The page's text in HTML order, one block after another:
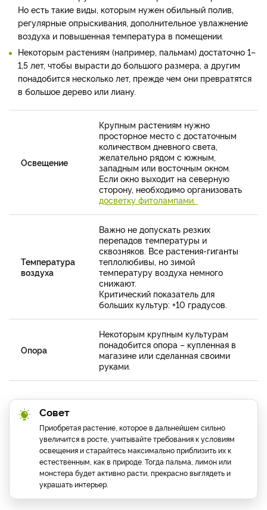
Но есть такие виды, которым нужен обильный полив,
регулярные опрыскивания, дополнительное увлажнение
воздуха и повышенная температура в помещении.
Некоторым растениям (например, пальмам) достаточно 1–
1,5 лет, чтобы вырасти до большого размера, а другим
понадобится несколько лет, прежде чем они превратятся
в большое дерево или лиану.
Освещение
Крупным растениям нужно
просторное место с достаточным
количеством дневного света,
желательно рядом с южным,
западным или восточным окном.
Если окно выходит на северную
сторону, необходимо организовать
досветку фитолампами.
Температура
воздуха
Важно не допускать резких
перепадов температуры и
сквозняков. Все растения-гиганты
теплолюбивы, но зимой
температуру воздуха немного
снижают.
Критический показатель для
больших культур: +10 градусов.
Опора
Некоторым крупным культурам
понадобится опора – купленная в
магазине или сделанная своими
руками.
Совет
Приобретая растение, которое в дальнейшем сильно
увеличится в росте, учитывайте требования к условиям
освещения и старайтесь максимально приблизить их к
естественным, как в природе. Тогда пальма, лимон или
монстера будет активно расти, прекрасно выглядеть и
украшать интерьер.